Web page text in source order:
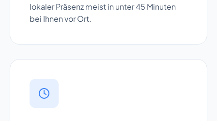
lokaler Präsenz meist in unter 45 Minuten
bei Ihnen vor Ort.